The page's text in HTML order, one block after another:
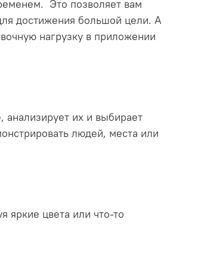
Это позволяет вам
достижения большой цели. А
нагрузку в приложении
их и выбирает
людей, места или
яркие цвета или что-то